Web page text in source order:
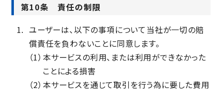
第10条 責任の制限
ユーザーは、以下の事項について当社が一切の賠
償責任を負わないことに同意します。
（1） 本サービスの利用、または利用ができなかった
ことによる損害
（2） 本サービスを通じて取引を行う為に要した費用